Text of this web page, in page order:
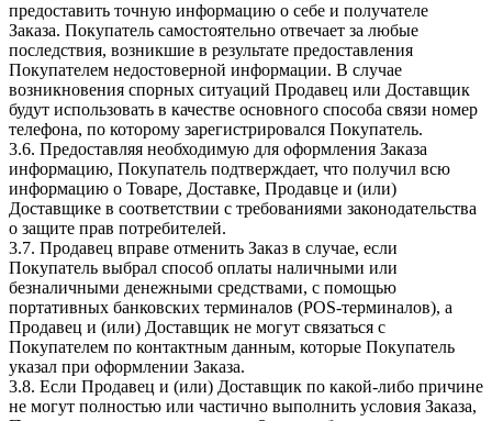
предоставить точную информацию о себе и получателе
Заказа. Покупатель самостоятельно отвечает за любые
последствия, возникшие в результате предоставления
Покупателем недостоверной информации. В случае
возникновения спорных ситуаций Продавец или Доставщик
будут использовать в качестве основного способа связи номер
телефона, по которому зарегистрировался Покупатель.
3.6. Предоставляя необходимую для оформления Заказа
информацию, Покупатель подтверждает, что получил всю
информацию о Товаре, Доставке, Продавце и (или)
Доставщике в соответствии с требованиями законодательства
о защите прав потребителей.
3.7. Продавец вправе отменить Заказ в случае, если
Покупатель выбрал способ оплаты наличными или
безналичными денежными средствами, с помощью
портативных банковских терминалов (POS-терминалов), а
Продавец и (или) Доставщик не могут связаться с
Покупателем по контактным данным, которые Покупатель
указал при оформлении Заказа.
3.8. Если Продавец и (или) Доставщик по какой-либо причине
не могут полностью или частично выполнить условия Заказа,